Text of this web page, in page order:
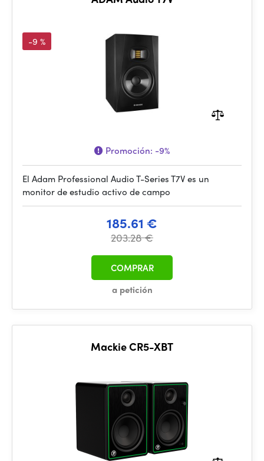
-9 %
Promoción: -9%
El Adam Professional Audio T-Series T7V es un
monitor de estudio activo de campo
185.61 €
203.28 €
a petición
COMPRAR
Mackie CR5-XBT